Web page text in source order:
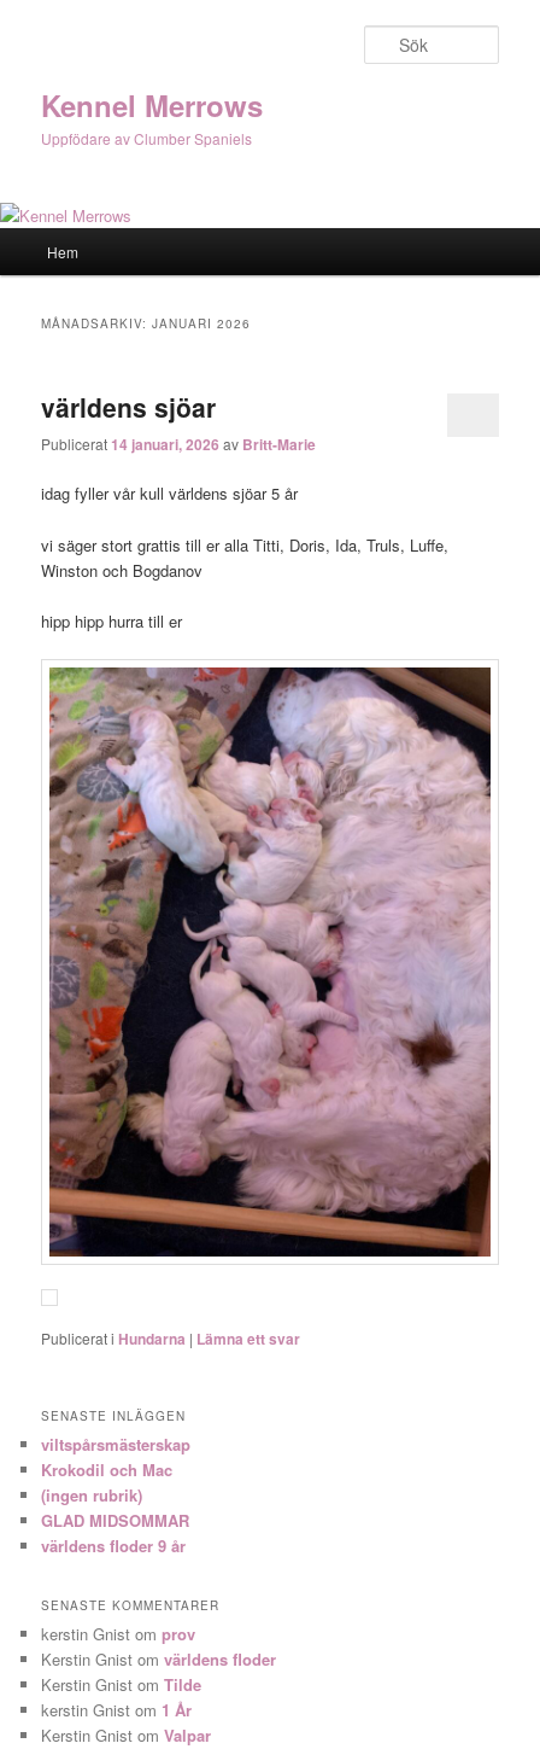
Kennel Merrows
Uppfödare av Clumber Spaniels
Hem
MÅNADSARKIV:JANUARI 2026
världens sjöar
Publicerat 14 januari, 2026 av Britt-Marie
idag fyller vår kull världens sjöar 5 år
vi säger stort grattis till er alla Titti, Doris, Ida, Truls, Luffe,
Winston och Bogdanov
hipp hipp hurra till er
Publicerat i Hundarna | Lämna ett svar
SENASTE INLÄGGEN
viltspårsmästerskap
Krokodil och Mac
(ingen rubrik)
GLAD MIDSOMMAR
världens floder 9 år
SENASTE KOMMENTARER
kerstin Gnist omprov
Kerstin Gnist omvärldens floder
Kerstin Gnist omTilde
kerstin Gnist om 1 År
Kerstin Gnist omValpar